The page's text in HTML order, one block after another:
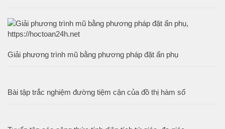
Giải phương trình mũ bằng phương pháp đặt ẩn phụ
Bài tập trắc nghiệm đường tiệm cận của đồ thị hàm số